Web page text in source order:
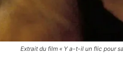
Extrait du film « Y a-t-il un flic pour